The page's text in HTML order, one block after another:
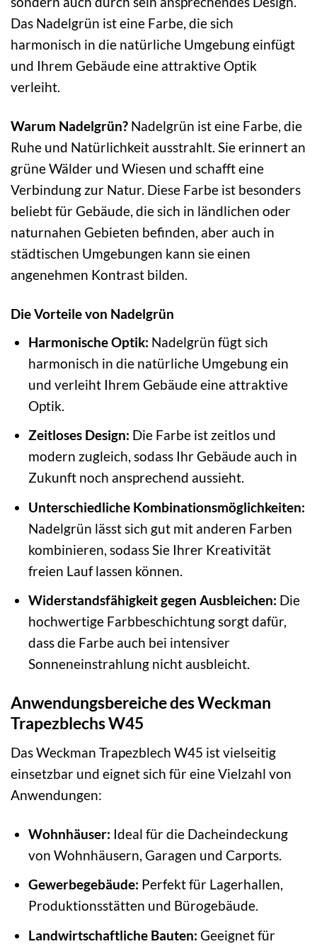
Das Nadelgrün ist eine Farbe, die sich
harmonisch in die natürliche Umgebung einfügt
und Ihrem Gebäude eine attraktive Optik
verleiht.
Warum Nadelgrün? Nadelgrün ist eine Farbe, die
Ruhe und Natürlichkeit ausstrahlt. Sie erinnert an
grüne Wälder und Wiesen und schafft eine
Verbindung zur Natur. Diese Farbe ist besonders
beliebt für Gebäude, die sich in ländlichen oder
naturnahen Gebieten befinden, aber auch in
städtischen Umgebungen kann sie einen
angenehmen Kontrast bilden.
Die Vorteile von Nadelgrün
Harmonische Optik: Nadelgrün fügt sich
harmonisch in die natürliche Umgebung ein
und verleiht Ihrem Gebäude eine attraktive
Optik.
Zeitloses Design: Die Farbe ist zeitlos und
modern zugleich, sodass Ihr Gebäude auch in
Zukunft noch ansprechend aussieht.
Unterschiedliche Kombinationsmöglichkeiten:
Nadelgrün lässt sich gut mit anderen Farben
kombinieren, sodass Sie Ihrer Kreativität
freien Lauf lassen können.
Widerstandsfähigkeit gegen Ausbleichen: Die
hochwertige Farbbeschichtung sorgt dafür,
dass die Farbe auch bei intensiver
Sonneneinstrahlung nicht ausbleicht.
Anwendungsbereiche des Weckman
Trapezblechs W45
Das Weckman Trapezblech W45 ist vielseitig
einsetzbar und eignet sich für eine Vielzahl von
Anwendungen:
Wohnhäuser: Ideal für die Dacheindeckung
von Wohnhäusern, Garagen und Carports.
Gewerbegebäude: Perfekt für Lagerhallen,
Produktionsstätten und Bürogebäude.
Landwirtschaftliche Bauten: Geeignet für